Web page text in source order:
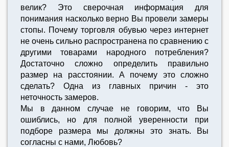
велик? Это сверочная информация для
понимания насколько верно Вы провели замеры
стопы. Почему торговля обувью через интернет
не очень сильно распространена по сравнению с
другими товарами народного потребления?
Достаточно сложно определить правильно
размер на расстоянии. А почему это сложно
сделать? Одна из главных причин - это
неточность замеров.
Мы в данном случае не говорим, что Вы
ошиблись, но для полной уверенности при
подборе размера мы должны это знать. Вы
согласны с нами, Любовь?